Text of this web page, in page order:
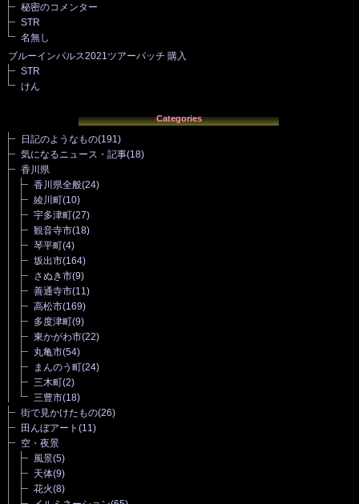
秘密のコメンター
STR
名無し
ブルーインパルス2021ツアーパッチ 購入
STR
けん
Categories
日記のようなもの(191)
気になるニュース・記事(18)
香川県
香川県全般(24)
綾川町(10)
宇多津町(27)
観音寺市(18)
琴平町(4)
坂出市(164)
さぬき市(9)
善通寺市(11)
高松市(169)
多度津町(9)
東かがわ市(22)
丸亀市(54)
まんのう町(24)
三木町(2)
三豊市(18)
街で見かけたもの(26)
田んぼアート (11)
空・夜景
風景(5)
天体(9)
花火(8)